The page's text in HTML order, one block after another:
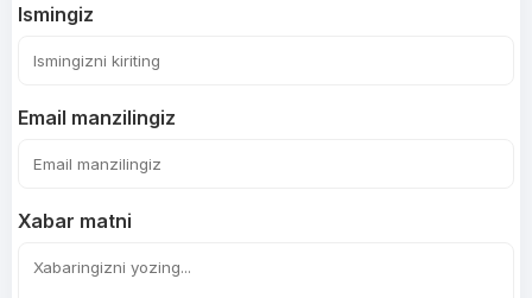
Ismingiz
Email manzilingiz
Xabar matni